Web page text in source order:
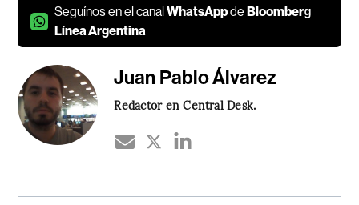
Seguínos en el canalWhatsAppdeBloomberg
Línea Argentina
Juan Pablo Álvarez
Redactor en Central Desk.